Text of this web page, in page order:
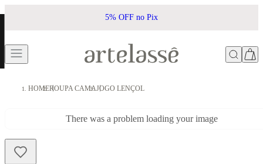
5% OFF no Pix
HOMEROUPA CAMAJOGO LENÇOL
There was a problem loading your image